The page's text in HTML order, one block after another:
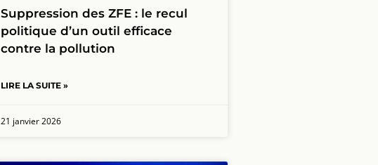
Suppression des ZFE : le recul
politique d’un outil efficace
contre la pollution
LIRE LA SUITE »
21 janvier 2026